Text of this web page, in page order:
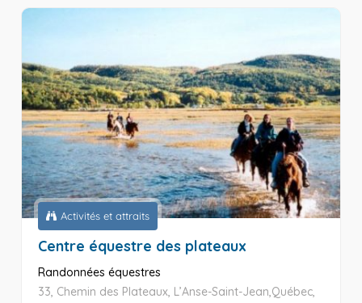
Activités et attraits
Centre équestre des plateaux
Randonnées équestres
33, Chemin des Plateaux, L’Anse-Saint-Jean,Québec,